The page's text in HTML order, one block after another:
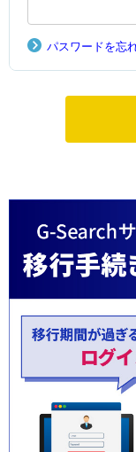
パスワードを忘